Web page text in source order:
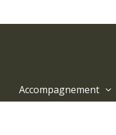
Accompagnement